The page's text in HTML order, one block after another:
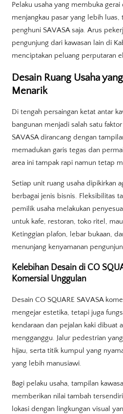
Pelaku usaha yang membuka
menjangkau pasar yang lebih
penghuni SAVASA saja. Arus
pengunjung dari kawasan lain di
menciptakan peluang perputaran
Desain Ruang Usaha
Menarik
Di tengah persaingan ketat antar
bangunan menjadi salah satu
SAVASA dirancang dengan
memadukan garis tegas dan
area ini tampak rapi namun tetap
Setiap unit ruang usaha dipikirkan
berbagai jenis bisnis. Fleksibilitas
pemilik usaha melakukan
untuk kafe, restoran, toko ritel,
Ketinggian plafon, lebar bukaan,
menunjang kenyamanan
Kelebihan Desain di CO
Komersial Unggulan
Desain CO SQUARE SAVASA
mengejar estetika, tetapi juga
kendaraan dan pejalan kaki dibuat
mengganggu. Jalur pedestrian
hijau, serta titik kumpul yang
yang lebih manusiawi.
Bagi pelaku usaha, tampilan
memberikan nilai tambah
lokasi dengan lingkungan visual